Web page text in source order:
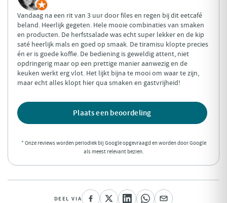
Vandaag na een rit van 3 uur door files en regen bij dit eetcafé
beland. Heerlijk gegeten. Hele mooie combinaties van smaken
en producten. De herfstsalade was echt super lekker en de kip
saté heerlijk mals en goed op smaak. De tiramisu klopte precies
én er is goede koffie. De bediening is geweldig attent, niet
opdringerig maar op een prettige manier aanwezig en de
keuken werkt erg vlot. Het lijkt bijna te mooi om waar te zijn,
maar echt alles klopt hier qua smaken en gastvrijheid!
Plaats een beoordeling
* Onze reviews worden periodiek bij Google opgevraagd en worden door Google
als meest relevant bezien.
DEEL VIA